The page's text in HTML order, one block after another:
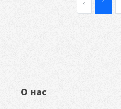
‹ 1
О нас